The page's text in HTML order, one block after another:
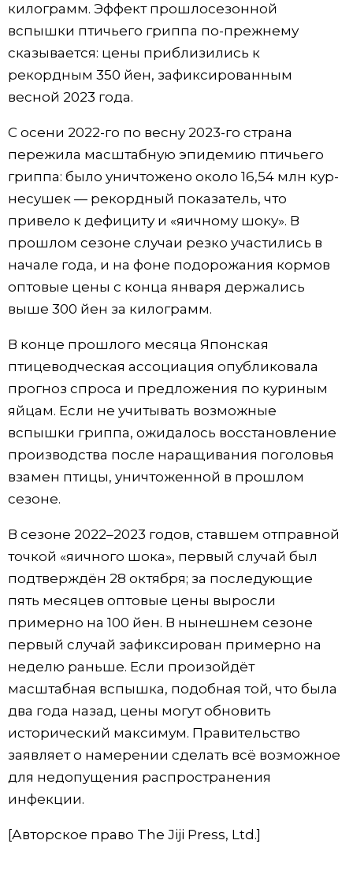
килограмм. Эффект прошлосезонной
вспышки птичьего гриппа по-прежнему
сказывается: цены приблизились к
рекордным 350 йен, зафиксированным
весной 2023 года.
С осени 2022-го по весну 2023-го страна
пережила масштабную эпидемию птичьего
гриппа: было уничтожено около 16,54 млн кур-
несушек — рекордный показатель, что
привело к дефициту и «яичному шоку». В
прошлом сезоне случаи резко участились в
начале года, и на фоне подорожания кормов
оптовые цены с конца января держались
выше 300 йен за килограмм.
В конце прошлого месяца Японская
птицеводческая ассоциация опубликовала
прогноз спроса и предложения по куриным
яйцам. Если не учитывать возможные
вспышки гриппа, ожидалось восстановление
производства после наращивания поголовья
взамен птицы, уничтоженной в прошлом
сезоне.
В сезоне 2022–2023 годов, ставшем отправной
точкой «яичного шока», первый случай был
подтверждён 28 октября; за последующие
пять месяцев оптовые цены выросли
примерно на 100 йен. В нынешнем сезоне
первый случай зафиксирован примерно на
неделю раньше. Если произойдёт
масштабная вспышка, подобная той, что была
два года назад, цены могут обновить
исторический максимум. Правительство
заявляет о намерении сделать всё возможное
для недопущения распространения
инфекции.
[Авторское право The Jiji Press, Ltd.]